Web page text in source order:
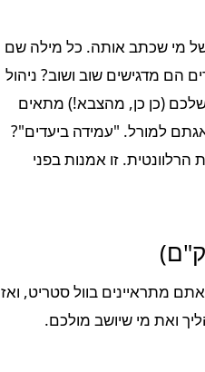
מי שכתב אותה. כל מילה שם
הם מדגישים שוב ושוב? ניהול
שלכם (כן כן, מהצבא!) מתאים
למורל. "עמידה ביעדים"?
זו אמנות בפני
מתראיינים בוול סטריט, ואז
ואת מי שיושב מולכם.